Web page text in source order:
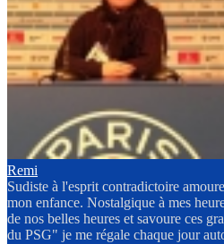
Remi
Sudiste à l'esprit contradictoire
mon enfance. Nostalgique à mes
de nos belles heures et savoure ces
du PSG" je me régale chaque jour